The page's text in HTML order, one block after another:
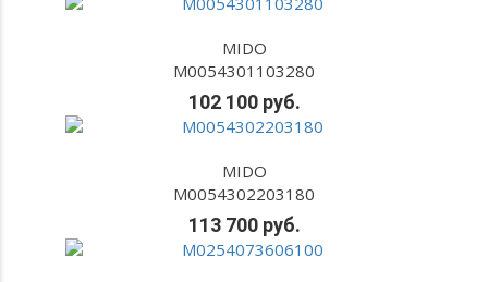
MIDO
M0054301103280
102 100 руб.
MIDO
M0054302203180
113 700 руб.